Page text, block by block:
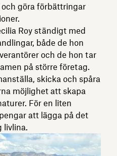
göra förbättringar
Roy ständigt med
både de hon
och de hon tar
på större företag.
skicka och spåra
möjlighet att skapa
För en liten
att lägga på det
livlina.